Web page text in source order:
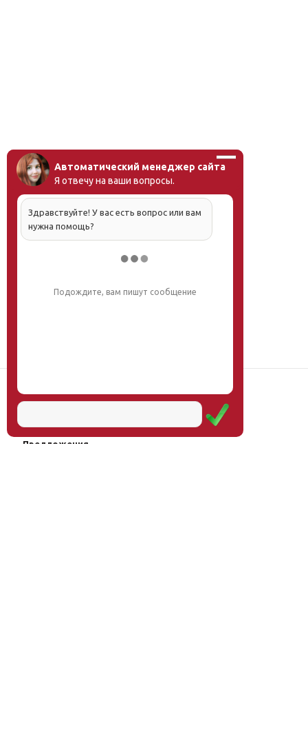
Научная школа
Услуги
Предложения
Автоматический менеджер сайта
Я отвечу на ваши вопросы.
Здравствуйте! У вас есть вопрос или вам
нужна помощь?
Напишите, что вас интересует, и мы вам